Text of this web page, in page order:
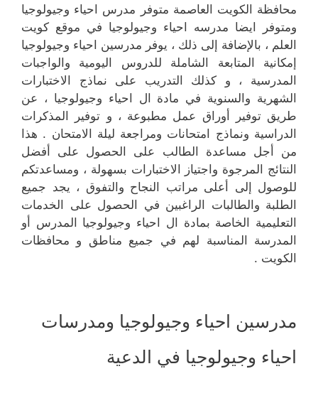
محافظة الكويت العاصمة متوفر مدرس احياء وجيولوجيا
ومتوفر ايضا مدرسه احياء وجيولوجيا في موقع كويت
العلم ، بالإضافة إلى ذلك ، يوفر مدرسين احياء وجيولوجيا
إمكانية المتابعة الشاملة للدروس اليومية والواجبات
المدرسية ، و كذلك التدريب على نماذج الاختبارات
الشهرية والسنوية في مادة ال احياء وجيولوجيا ، عن
طريق توفير أوراق عمل مطبوعة ، و توفير المذكرات
الدراسية ونماذج امتحانات ومراجعة ليلة الامتحان . هذا
من أجل مساعدة الطالب على الحصول على أفضل
النتائج المرجوة واجتياز الاختبارات بسهولة ، ومساعدتكم
للوصول إلى أعلى مراتب النجاح والتفوق ، يجد جميع
الطلبة والطالبات الراغبين في الحصول على الخدمات
التعليمية الخاصة بمادة ال احياء وجيولوجيا المدرس أو
المدرسة المناسبة لهم في جميع مناطق و محافظات
الكويت .
مدرسين احياء وجيولوجيا ومدرسات
احياء وجيولوجيا في الدعية